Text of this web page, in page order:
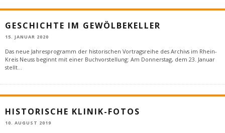
GESCHICHTE IM GEWÖLBEKELLER
15. JANUAR 2020
Das neue Jahresprogramm der historischen Vortragsreihe des Archivs im Rhein-
Kreis Neuss beginnt mit einer Buchvorstellung: Am Donnerstag, dem 23. Januar
stellt...
HISTORISCHE KLINIK-FOTOS
10. AUGUST 2019